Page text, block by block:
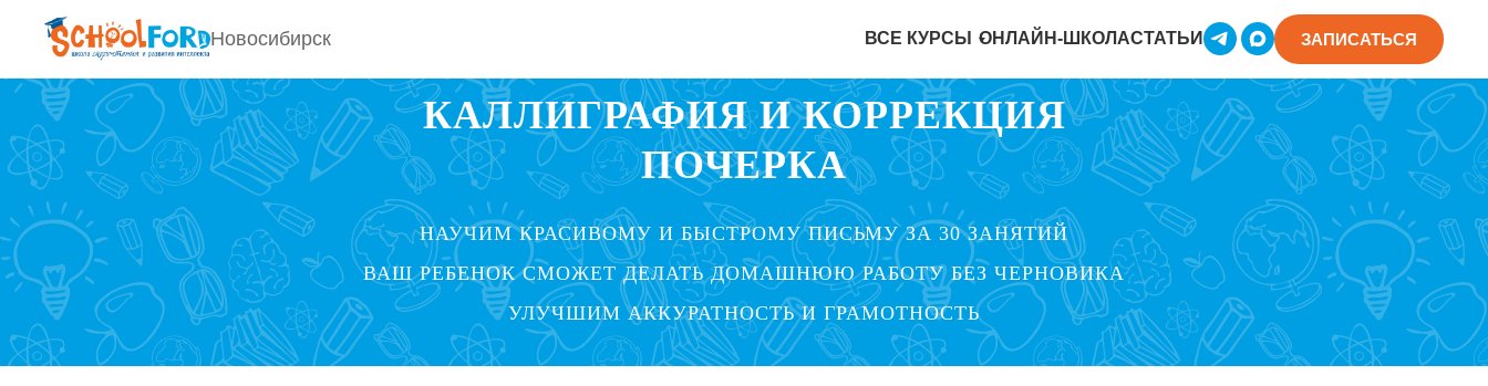
ㅤНовосибирск ВСЕ КУРСЫ ОНЛАЙН-ШКОЛАСТАТЬИ ЗАПИСАТЬСЯ
ДЛЯ ШКОЛЬНИКОВ И ВЗРОСЛЫХ
КАЛЛИГРАФИЯ И КОРРЕКЦИЯ
ПОЧЕРКА
НАУЧИМ КРАСИВОМУ И БЫСТРОМУ ПИСЬМУ ЗА 30 ЗАНЯТИЙ
ВАШ РЕБЕНОК СМОЖЕТ ДЕЛАТЬ ДОМАШНЮЮ РАБОТУ БЕЗ ЧЕРНОВИКА
УЛУЧШИМ АККУРАТНОСТЬ И ГРАМОТНОСТЬ